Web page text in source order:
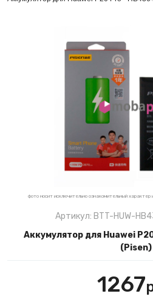
фото носит исключительно ознакомительный
Артикул: BTT-HUW-
Аккумулятор для Huawei
(Pisen)
1267